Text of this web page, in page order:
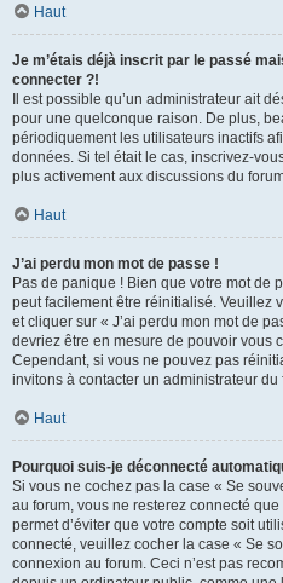
Haut
Je m’étais déjà inscrit par le passé
connecter ?!
Il est possible qu’un administrateur ait
pour une quelconque raison. De plus,
périodiquement les utilisateurs inactifs
données. Si tel était le cas, inscrivez-
plus activement aux discussions du
Haut
J’ai perdu mon mot de passe !
Pas de panique ! Bien que votre mot de
peut facilement être réinitialisé. Veuillez
et cliquer sur « J’ai perdu mon mot de
devriez être en mesure de pouvoir vous
Cependant, si vous ne pouvez pas
invitons à contacter un administrateur du
Haut
Pourquoi suis-je déconnecté
Si vous ne cochez pas la case « Se
au forum, vous ne resterez connecté
permet d’éviter que votre compte soit
connecté, veuillez cocher la case « Se
connexion au forum. Ceci n’est pas